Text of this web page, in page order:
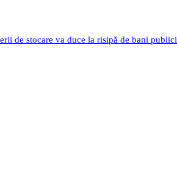
de stocare va duce la risipă de bani publici